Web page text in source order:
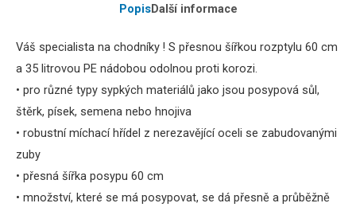
PopisDalší informace
Váš specialista na chodníky ! S přesnou šířkou rozptylu 60 cm
a 35 litrovou PE nádobou odolnou proti korozi.
• pro různé typy sypkých materiálů jako jsou posypová sůl,
štěrk, písek, semena nebo hnojiva
• robustní míchací hřídel z nerezavějící oceli se zabudovanými
zuby
• přesná šířka posypu 60 cm
• množství, které se má posypovat, se dá přesně a průběžně